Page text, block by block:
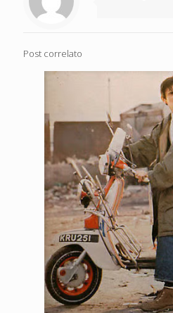
Post correlato